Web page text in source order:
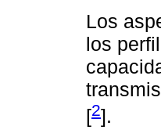
Los
los
[2].